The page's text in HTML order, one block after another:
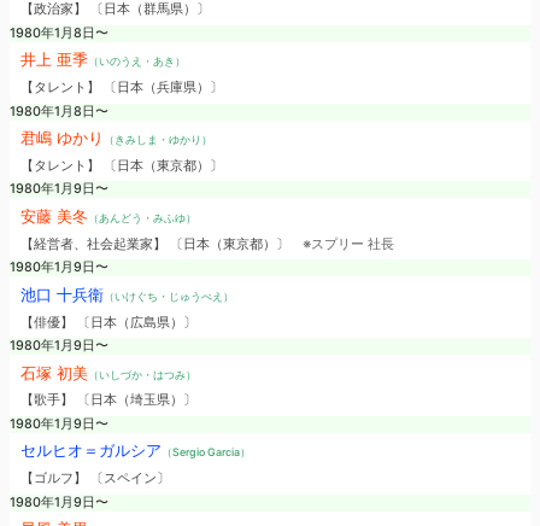
【政治家】 〔日本（群馬県）〕
1980年1月8日〜
井上 亜季（いのうえ・あき）
【タレント】 〔日本（兵庫県）〕
1980年1月8日〜
君嶋 ゆかり （きみしま・ゆかり）
【タレント】 〔日本（東京都）〕
1980年1月9日〜
安藤 美冬 （あんどう・みふゆ）
【経営者、社会起業家】 〔日本（東京都）〕 ※スプリー 社長
1980年1月9日〜
池口 十兵衛（いけぐち・じゅうべえ）
【俳優】 〔日本（広島県）〕
1980年1月9日〜
石塚 初美（いしづか・はつみ）
【歌手】 〔日本（埼玉県）〕
1980年1月9日〜
セルヒオ＝ガルシア （Sergio Garcia）
【ゴルフ】 〔スペイン〕
1980年1月9日〜